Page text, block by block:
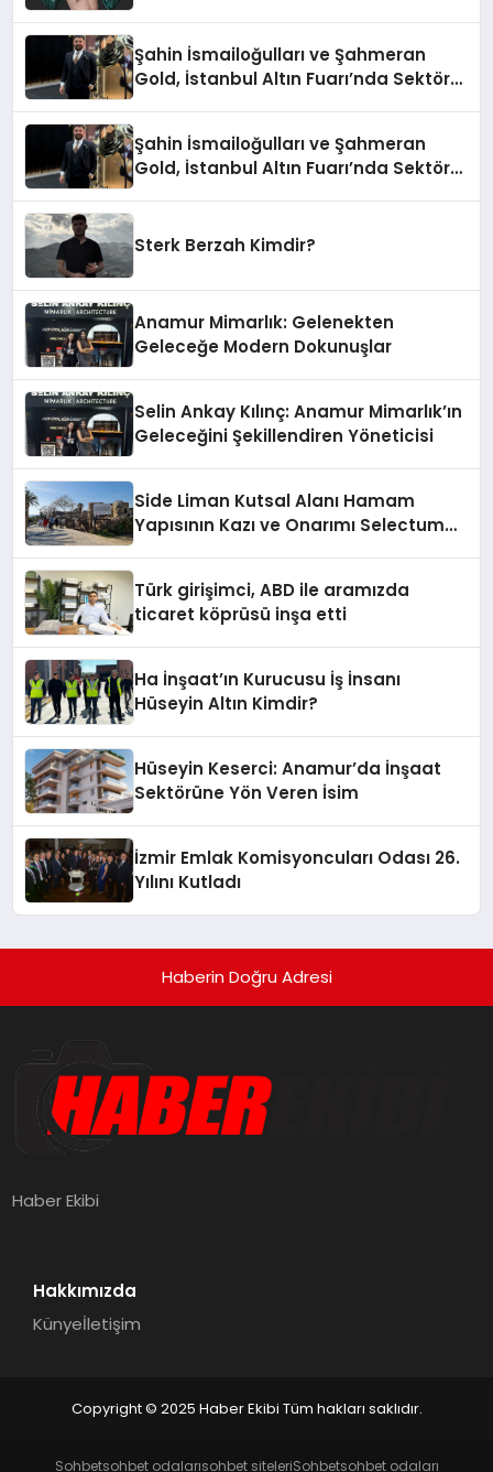
Şahin İsmailoğulları ve Şahmeran
Gold, İstanbul Altın Fuarı’nda Sektöre
Şahin İsmailoğulları ve Şahmeran
Gold, İstanbul Altın Fuarı’nda Sektöre
Sterk Berzah Kimdir?
Anamur Mimarlık: Gelenekten
Geleceğe Modern Dokunuşlar
Selin Ankay Kılınç: Anamur Mimarlık’ın
Geleceğini Şekillendiren Yöneticisi
Side Liman Kutsal Alanı Hamam
Yapısının Kazı ve Onarımı Selectum
Türk girişimci, ABD ile aramızda
ticaret köprüsü inşa etti
Ha İnşaat’ın Kurucusu İş İnsanı
Hüseyin Altın Kimdir?
Hüseyin Keserci: Anamur’da İnşaat
Sektörüne Yön Veren İsim
İzmir Emlak Komisyoncuları Odası 26.
Yılını Kutladı
Haberin Doğru Adresi
Haber Ekibi
Hakkımızda
Künyeİletişim
Copyright © 2025 Haber Ekibi Tüm hakları saklıdır.
Sohbetsohbet odalarısohbet siteleriSohbetsohbet odaları